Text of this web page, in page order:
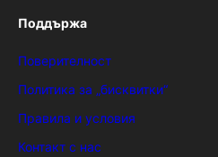
Поддържа
Поверителност
Политика за „бисквитки“
Правила и условия
Контакт с нас